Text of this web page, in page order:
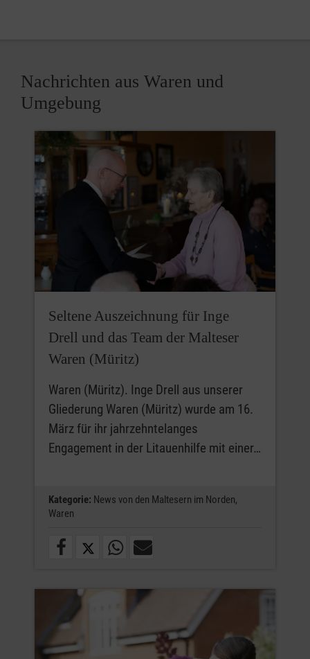
Nachrichten aus Waren und
Umgebung
Seltene Auszeichnung für Inge
Drell und das Team der Malteser
Waren (Müritz)
Waren (Müritz). Inge Drell aus unserer
Gliederung Waren (Müritz) wurde am 16.
März für ihr jahrzehntelanges
Engagement in der Litauenhilfe mit einer…
Kategorie: News von den Maltesern im Norden,
Waren